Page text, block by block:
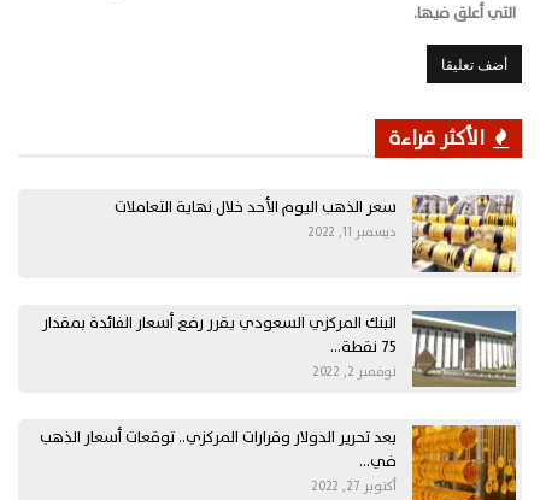
التي أعلق فيها.
الأكثر قراءة
سعر الذهب اليوم الأحد خلال نهاية التعاملات
ديسمبر 11, 2022
البنك المركزي السعودي يقرر رفع أسعار الفائدة بمقدار
75 نقطة…
نوفمبر 2, 2022
بعد تحرير الدولار وقرارات المركزي.. توقعات أسعار الذهب
في…
أكتوبر 27, 2022